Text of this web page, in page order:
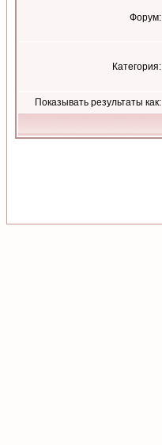
Форум:
Категория:
Показывать результаты как: